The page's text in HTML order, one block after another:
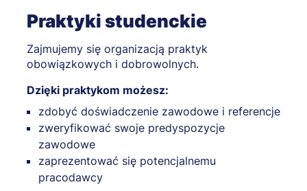
Praktyki studenckie
Zajmujemy się organizacją praktyk
obowiązkowych i dobrowolnych.
Dzięki praktykom możesz:
zdobyć doświadczenie zawodowe i referencje
zweryfikować swoje predyspozycje
zawodowe
zaprezentować się potencjalnemu
pracodawcy